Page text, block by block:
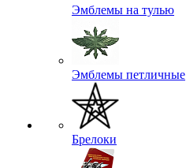
Эмблемы на тулью
Эмблемы петличные
Брелоки